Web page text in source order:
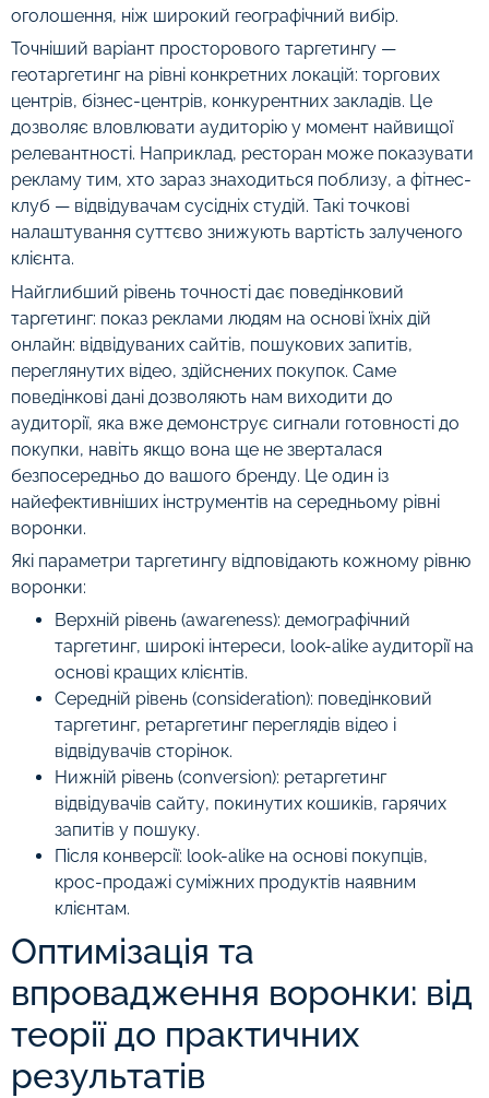
оголошення, ніж широкий географічний вибір.
Точніший варіант просторового таргетингу —
геотаргетинг на рівні конкретних локацій: торгових
центрів, бізнес-центрів, конкурентних закладів. Це
дозволяє вловлювати аудиторію у момент найвищої
релевантності. Наприклад, ресторан може показувати
рекламу тим, хто зараз знаходиться поблизу, а фітнес-
клуб — відвідувачам сусідніх студій. Такі точкові
налаштування суттєво знижують вартість залученого
клієнта.
Найглибший рівень точності дає поведінковий
таргетинг: показ реклами людям на основі їхніх дій
онлайн: відвідуваних сайтів, пошукових запитів,
переглянутих відео, здійснених покупок. Саме
поведінкові дані дозволяють нам виходити до
аудиторії, яка вже демонструє сигнали готовності до
покупки, навіть якщо вона ще не зверталася
безпосередньо до вашого бренду. Це один із
найефективніших інструментів на середньому рівні
воронки.
Які параметри таргетингу відповідають кожному рівню
воронки:
Верхній рівень (awareness): демографічний
таргетинг, широкі інтереси, look-alike аудиторії на
основі кращих клієнтів.
Середній рівень (consideration): поведінковий
таргетинг, ретаргетинг переглядів відео і
відвідувачів сторінок.
Нижній рівень (conversion): ретаргетинг
відвідувачів сайту, покинутих кошиків, гарячих
запитів у пошуку.
Після конверсії: look-alike на основі покупців,
крос-продажі суміжних продуктів наявним
клієнтам.
Оптимізація та
впровадження воронки: від
теорії до практичних
результатів